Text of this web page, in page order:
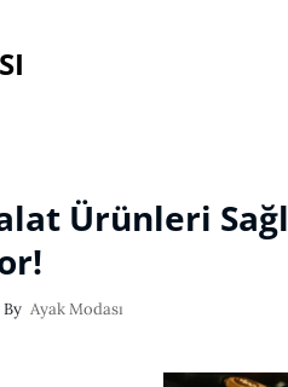
Ürünleri
By Ayak Modası